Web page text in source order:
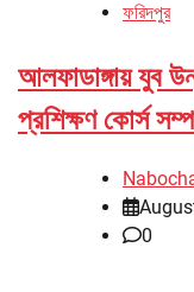
ফরিদপুর
আলফাডাঙ্গায় যুব
প্রশিক্ষণ কোর্স
0